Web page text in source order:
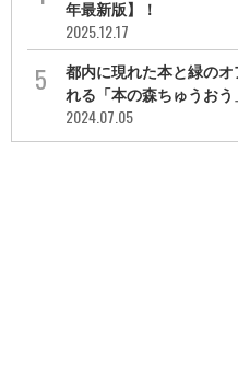
年最新版】！
2025.12.17
都内に現れた本と緑の
れる「本の森ちゅうお
2024.07.05